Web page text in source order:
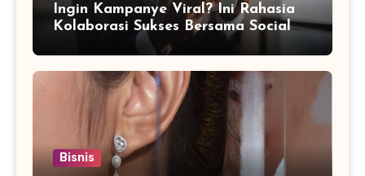
Ingin Kampanye Viral? Ini Rahasia
Kolaborasi Sukses Bersama Social
Media Marketing Agency
Bisnis